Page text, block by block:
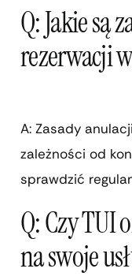
Q: Jakie są
rezerwacji
A: Zasady
zależności od
sprawdzić
Q: Czy TUI
na swoje